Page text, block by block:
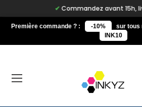
Commandez avant 15h,
Première commande ? : -10%
sur tous
INK10